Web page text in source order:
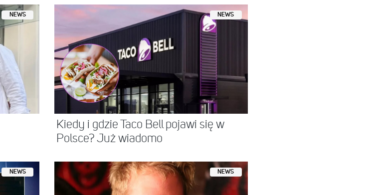
NEWS NEWS
Kiedy i gdzie Taco Bell pojawi się w
Polsce? Już wiadomo
NEWS NEWS